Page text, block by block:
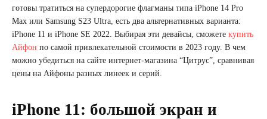
готовы тратиться на супердорогие флагманы типа iPhone 14 Pro
Max или Samsung S23 Ultra, есть два альтернативных варианта:
iPhone 11 и iPhone SE 2022. Выбирая эти девайсы, сможете купить
Айфон по самой привлекательной стоимости в 2023 году. В чем
можно убедиться на сайте интернет-магазина “Цитрус”, сравнивая
цены на Айфоны разных линеек и серий.
iPhone 11: большой экран и